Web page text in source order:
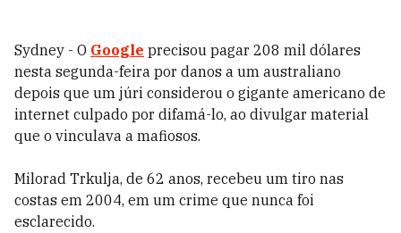
Sydney - O Google precisou pagar 208 mil dólares
nesta segunda-feira por danos a um australiano
depois que um júri considerou o gigante americano de
internet culpado por difamá-lo, ao divulgar material
que o vinculava a mafiosos.
Milorad Trkulja, de 62 anos, recebeu um tiro nas
costas em 2004, em um crime que nunca foi
esclarecido.